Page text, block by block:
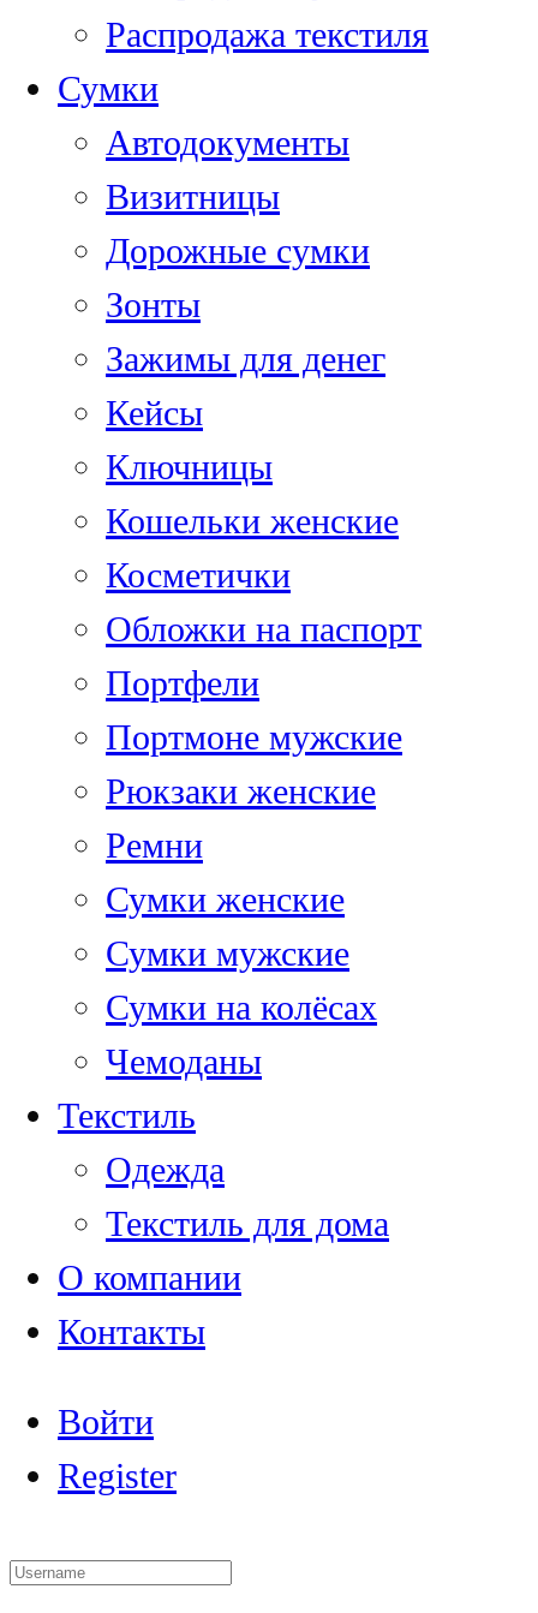
Распродажа текстиля
Сумки
Автодокументы
Визитницы
Дорожные сумки
Зонты
Зажимы для денег
Кейсы
Ключницы
Кошельки женские
Косметички
Обложки на паспорт
Портфели
Портмоне мужские
Рюкзаки женские
Ремни
Сумки женские
Сумки мужские
Сумки на колёсах
Чемоданы
Текстиль
Одежда
Текстиль для дома
О компании
Контакты
Войти
Register